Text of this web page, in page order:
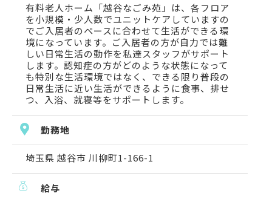
有料老人ホーム「越谷なごみ苑」は、各フロア
を小規模・少人数でユニットケアしていますの
でご入居者のペースに合わせて生活ができる環
境になっています。ご入居者の方が自力では難
しい日常生活の動作を私達スタッフがサポート
します。認知症の方がどのような状態になって
も特別な生活環境ではなく、できる限り普段の
日常生活に近い生活ができるように食事、排せ
つ、入浴、就寝等をサポートします。
勤務地
埼玉県 越谷市 川柳町1-166-1
給与